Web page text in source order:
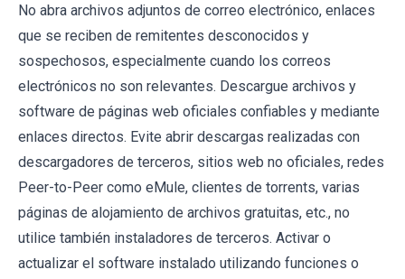
No abra archivos adjuntos de correo electrónico, enlaces
que se reciben de remitentes desconocidos y
sospechosos, especialmente cuando los correos
electrónicos no son relevantes. Descargue archivos y
software de páginas web oficiales confiables y mediante
enlaces directos. Evite abrir descargas realizadas con
descargadores de terceros, sitios web no oficiales, redes
Peer-to-Peer como eMule, clientes de torrents, varias
páginas de alojamiento de archivos gratuitas, etc., no
utilice también instaladores de terceros. Activar o
actualizar el software instalado utilizando funciones o